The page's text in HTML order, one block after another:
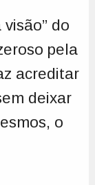
do
pela
acreditar
deixar
o